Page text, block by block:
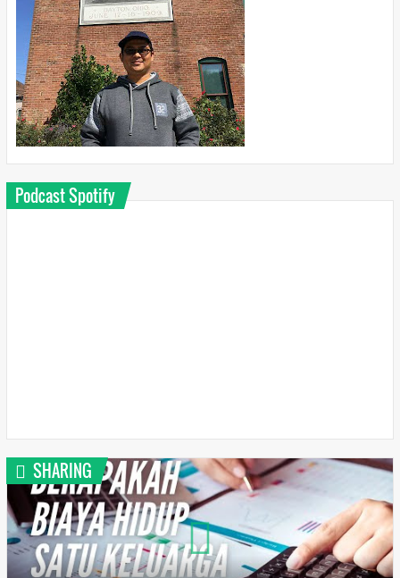
Podcast Spotify
SHARING